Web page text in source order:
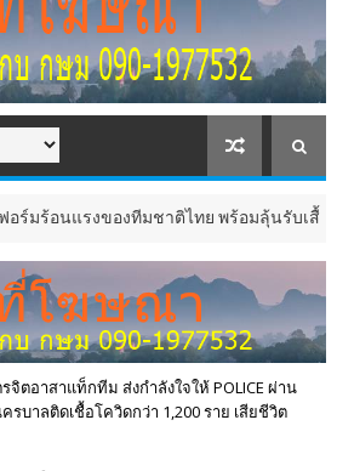
งทีมชาติไทย พร้อมลุ้นรับเสื้อทีมชาติฤดูกา
จิตอาสาแท็กทีม ส่งกำลังใจให้ POLICE ผ่าน
บาลติดเชื้อโควิดกว่า 1,200 ราย เสียชีวิต